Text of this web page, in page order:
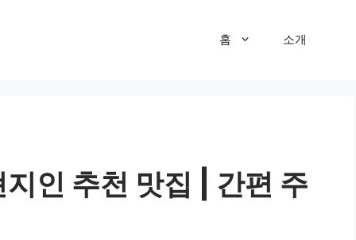
홈 소개
인 추천 맛집 | 간편 주